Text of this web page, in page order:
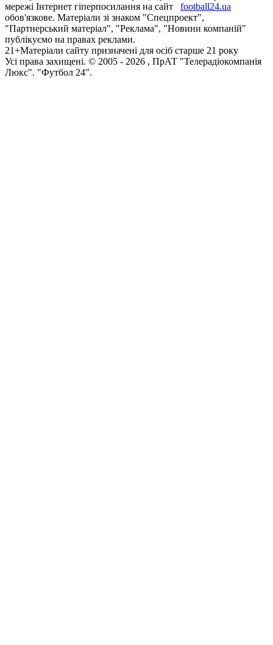
мережі Інтернет гіперпосилання на сайт
football24.ua
обов'язкове. Матеріали зі знаком "Спецпроект",
"Партнерський матеріал", "Реклама", "Новини компаній"
публікуємо на правах реклами.
21+Матеріали сайту призначені для осіб старше 21 року
Усi права захищенi. © 2005 - 2026 , ПрАТ "Телерадіокомпанія
Люкс". "Футбол 24".